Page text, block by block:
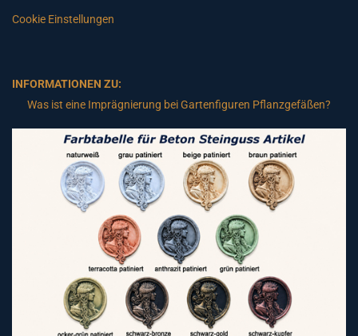
Cookie Einstellungen
INFORMATIONEN ZU:
Was ist eine Imprägnierung bei Gartenfiguren Pflanzgefäßen?